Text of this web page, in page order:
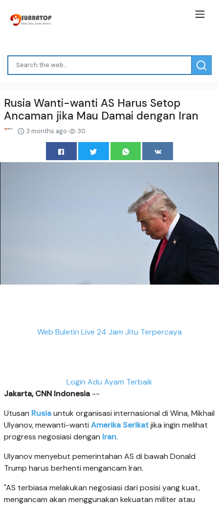
Rusia Wanti-wanti AS Harus Setop
Ancaman jika Mau Damai dengan Iran
3 months ago 30
Web Buletin Live 24 Jam Jitu Terpercaya
Login Adu Ayam Terbaik
Jakarta, CNN Indonesia --
Utusan Rusiauntuk organisasi internasional di Wina, Mikhail
Ulyanov, mewanti-wanti Amerika Serikatjika ingin melihat
progress negosiasi dengan Iran.
Ulyanov menyebut pemerintahan AS di bawah Donald
Trump harus berhenti mengancam Iran.
"AS terbiasa melakukan negosiasi dari posisi yang kuat,
mengancam akan menggunakan kekuatan militer atau